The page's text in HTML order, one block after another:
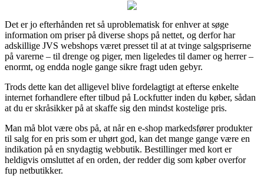
Det er jo efterhånden ret så uproblematisk for enhver at søge
information om priser på diverse shops på nettet, og derfor har
adskillige JVS webshops været presset til at at tvinge salgspriserne
på varerne – til drenge og piger, men ligeledes til damer og herrer –
enormt, og endda nogle gange sikre fragt uden gebyr.
Trods dette kan det alligevel blive fordelagtigt at efterse enkelte
internet forhandlere efter tilbud på Lockfutter inden du køber, sådan
at du er skråsikker på at skaffe sig den mindst kostelige pris.
Man må blot være obs på, at når en e-shop markedsfører produkter
til salg for en pris som er uhørt god, kan det mange gange være en
indikation på en snydagtig webbutik. Bestillinger med kort er
heldigvis omsluttet af en orden, der redder dig som køber overfor
fup netbutikker.